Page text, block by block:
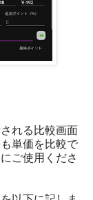
れる比較画面
単価を比較で
ご使用くださ